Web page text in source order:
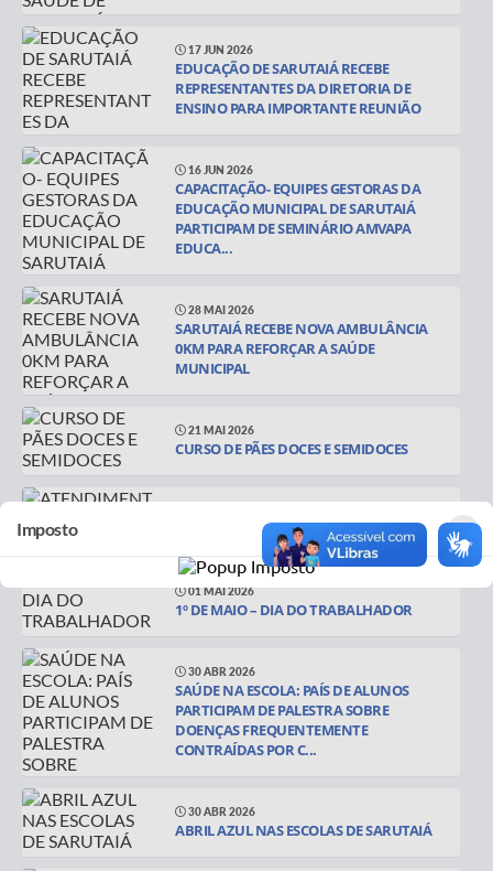
17 JUN 2026
EDUCAÇÃO DE SARUTAIÁ RECEBE
REPRESENTANTES DA DIRETORIA DE
ENSINO PARA IMPORTANTE REUNIÃO
16 JUN 2026
CAPACITAÇÃO- EQUIPES GESTORAS DA
EDUCAÇÃO MUNICIPAL DE SARUTAIÁ
PARTICIPAM DE SEMINÁRIO AMVAPA
EDUCA...
28 MAI 2026
SARUTAIÁ RECEBE NOVA AMBULÂNCIA
0KM PARA REFORÇAR A SAÚDE
MUNICIPAL
21 MAI 2026
CURSO DE PÃES DOCES E SEMIDOCES
ATENDIMENTOS DA SAÚDE EM SARUTAIÁ
01 MAI 2026
1º DE MAIO – DIA DO TRABALHADOR
30 ABR 2026
SAÚDE NA ESCOLA: PAÍS DE ALUNOS
PARTICIPAM DE PALESTRA SOBRE
DOENÇAS FREQUENTEMENTE
CONTRAÍDAS POR C...
30 ABR 2026
ABRIL AZUL NAS ESCOLAS DE SARUTAIÁ
×
Imposto